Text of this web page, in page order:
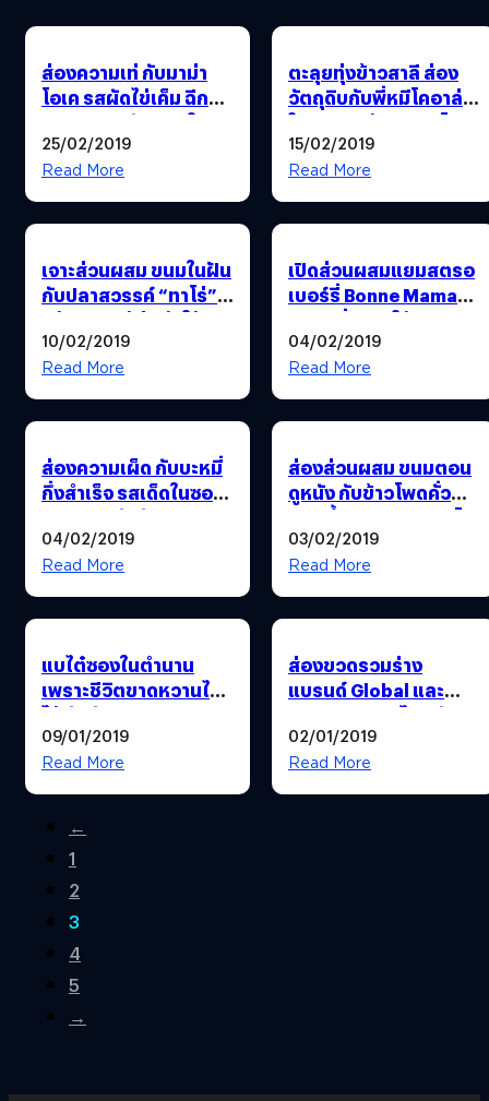
ส่องความเท่ กับมาม่า
โอเค รสผัดไข่เค็ม ฉีก
กรอบขนม จับผสมใน
ของคาว??
25/02/2019
Read More
ตะลุยทุ่งข้าวสาลี ส่อง
วัตถุดิบกับพี่หมีโคอาล่า
ในอาหารเช้าซีเรียลโฮล
เกรน “โกโก้ครั้นช์”
15/02/2019
Read More
เจาะส่วนผสม ขนมในฝัน
กับปลาสวรรค์ “ทาโร่”
แล้วคุณจะรู้ว่าเค้าใช้
ปลาอะไร ?
10/02/2019
Read More
เปิดส่วนผสมแยมสตรอ
เบอร์รี่ Bonne Maman
ของดีที่อยากให้ลองจาก
ประเทศฝรั่งเศส
04/02/2019
Read More
ส่องความเผ็ด กับบะหมี่
กึ่งสำเร็จ รสเด็ดในซอง
แดง ของซัมยัง ศรีราชา
ราเมน
04/02/2019
Read More
ส่องส่วนผสม ขนมตอน
ดูหนัง กับข้าวโพดคั่ว
คลุกน้ำตาลและเนย “โต
โร่”
03/02/2019
Read More
แบไต๋ซองในตำนาน
เพราะชีวิตขาดหวานไม่
ได้ กับมันทอดเคลือบ
คาราเมล “ปาร์ตี้”
09/01/2019
Read More
ส่องขวดรวมร่าง
แบรนด์ Global และ
Local ของคนไทย กับมิ
นิทเมดน้ำมะเขือเทศ
ผสมเนื้อส้ม
02/01/2019
Read More
←
1
2
3
4
5
→